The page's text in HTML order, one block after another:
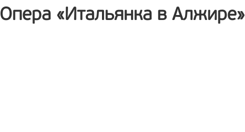
Опера «Итальянка в Алжире»